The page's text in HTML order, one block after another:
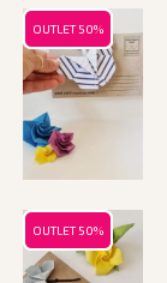
50% OUTLET
50% OUTLET
50% OUTLET
50% OUTLET